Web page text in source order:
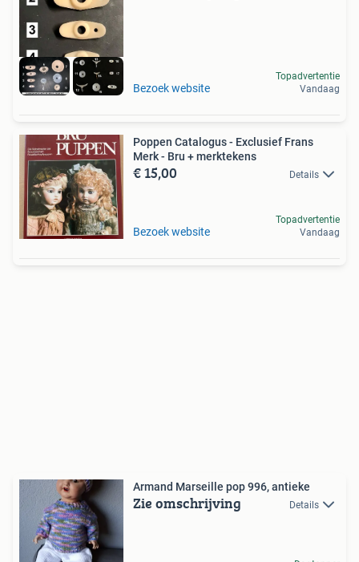
Bezoek website
Topadvertentie
Vandaag
Poppen Catalogus - Exclusief Frans
Merk - Bru + merktekens
€ 15,00 Details
Bezoek website
Topadvertentie
Vandaag
Armand Marseille pop 996, antieke
Zie omschrijving Details